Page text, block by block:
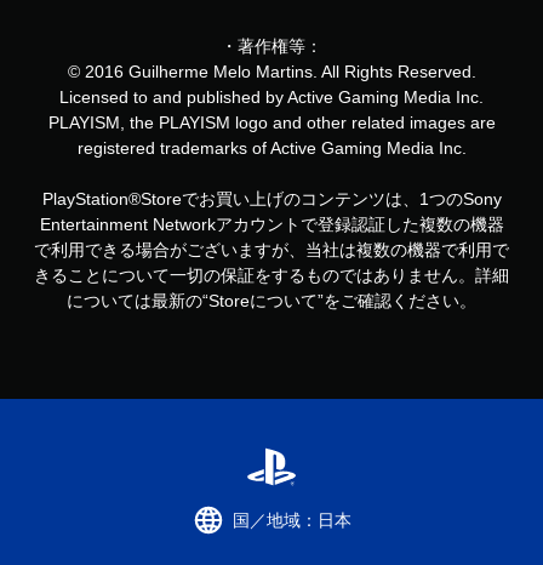
・著作権等：
© 2016 Guilherme Melo Martins. All Rights Reserved.
Licensed to and published by Active Gaming Media Inc.
PLAYISM, the PLAYISM logo and other related images are
registered trademarks of Active Gaming Media Inc.
PlayStation®Storeでお買い上げのコンテンツは、1つのSony
Entertainment Networkアカウントで登録認証した複数の機器
で利用できる場合がございますが、当社は複数の機器で利用で
きることについて一切の保証をするものではありません。詳細
については最新の“Storeについて”をご確認ください。
国／地域：日本